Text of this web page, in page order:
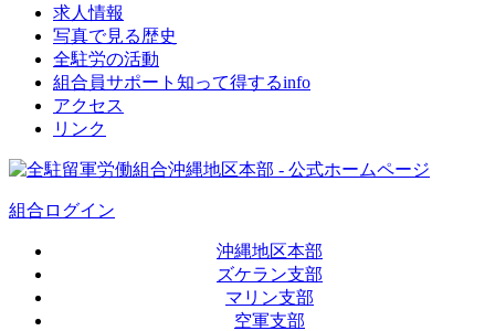
求人情報
写真で見る歴史
全駐労の活動
組合員サポート知って得するinfo
アクセス
リンク
組合ログイン
沖縄地区本部
ズケラン支部
マリン支部
空軍支部